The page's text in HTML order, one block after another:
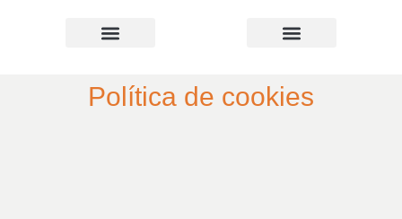
Política de cookies